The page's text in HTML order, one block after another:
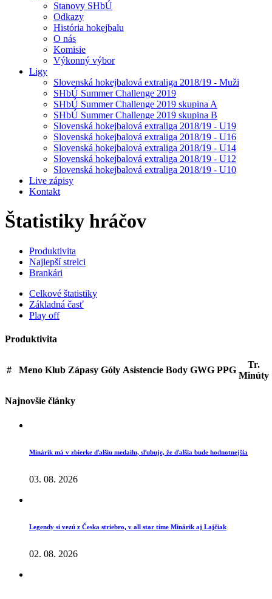
Stanovy SHbÚ
Odkazy
História hokejbalu
O nás
Komisie
Výkonný výbor
Ligy
Slovenská hokejbalová extraliga 2018/19 - Muži
SHbÚ Summer Challenge 2019
SHbÚ Summer Challenge 2019 skupina A
SHbÚ Summer Challenge 2019 skupina B
Slovenská hokejbalová extraliga 2018/19 - U19
Slovenská hokejbalová extraliga 2018/19 - U16
Slovenská hokejbalová extraliga 2018/19 - U14
Slovenská hokejbalová extraliga 2018/19 - U12
Slovenská hokejbalová extraliga 2018/19 - U10
Live zápisy
Kontakt
Štatistiky hráčov
Produktivita
Najlepší strelci
Brankári
Celkové štatistiky
Základná časť
Play off
Produktivita
# Meno Klub Zápasy Góly Asistencie Body GWG PPG
Tr.
Minúty
Najnovšie články
Minárik má v zbierke ďalšiu medailu, sľubuje, že ďalšia bude hodnotnejšia
03. 08. 2026
Legendy si vezú z Česka striebro, v all star tíme Minárik aj Lajčiak
02. 08. 2026